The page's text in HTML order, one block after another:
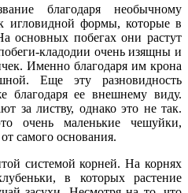
благодаря необычному
игловидной формы, которые в
основных побегах они растут
кладодии очень изящны и
Именно благодаря им крона
Еще эту разновидность
благодаря ее внешнему виду.
за листву, однако это не так.
очень маленькие чешуйки,
самого основания.
системой корней. На корнях
в которых растение